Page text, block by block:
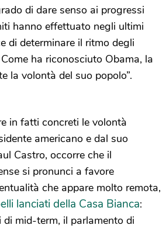
di dare senso ai progressi
hanno effettuato negli ultimi
di determinare il ritmo degli
ha riconosciuto Obama, la
la volontà del suo popolo”.
in fatti concreti le volontà
americano e dal suo
Castro, occorre che il
si pronunci a favore
che appare molto remota,
lanciati della Casa Bianca:
di mid-term, il parlamento di